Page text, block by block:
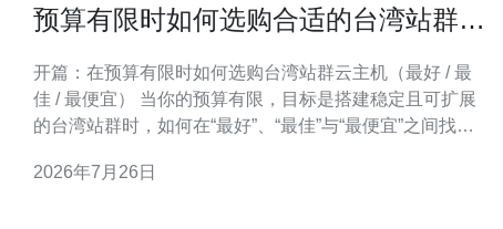
预算有限时如何选购合适的台湾站群云
开篇：在预算有限时如何选购台湾站群云主机（最好 / 最
佳 / 最便宜） 当你的预算有限，目标是搭建稳定且可扩展
的台湾站群时，如何在“最好”、“最佳”与“最便宜”之间找到
选型原则、关键资源（CPU、内存、存储、带宽）与优化
2026年7月26日